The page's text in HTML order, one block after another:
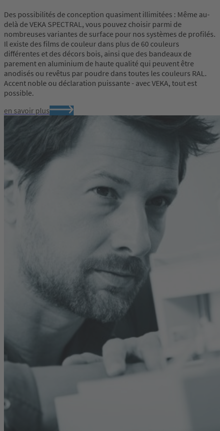
Des possibilités de conception quasiment illimitées : Même au-
delà de VEKA SPECTRAL, vous pouvez choisir parmi de
nombreuses variantes de surface pour nos systèmes de profilés.
Il existe des films de couleur dans plus de 60 couleurs
différentes et des décors bois, ainsi que des bandeaux de
parement en aluminium de haute qualité qui peuvent être
anodisés ou revêtus par poudre dans toutes les couleurs RAL.
Accent noble ou déclaration puissante - avec VEKA, tout est
possible.
en savoir plus